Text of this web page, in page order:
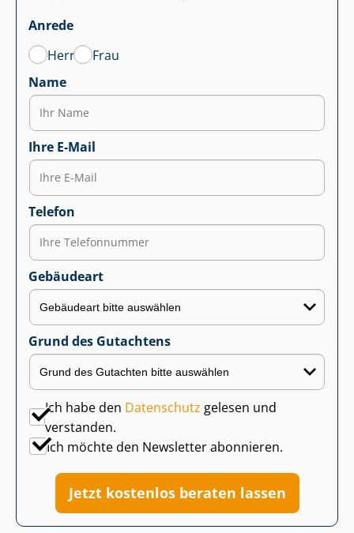
Anrede
Herr
Frau
Name
Ihre E-Mail
Telefon
Gebäudeart
Grund des Gutachtens
Ich habe den Datenschutz gelesen und
verstanden.
Ich möchte den Newsletter abonnieren.
Jetzt kostenlos beraten lassen